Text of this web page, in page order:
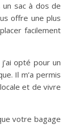
sac à dos de
offre une plus
facilement
opté pour un
Il m’a permis
et de vivre
votre bagage